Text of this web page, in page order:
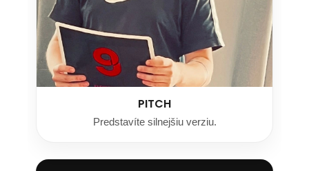
PITCH
Predstavíte silnejšiu verziu.